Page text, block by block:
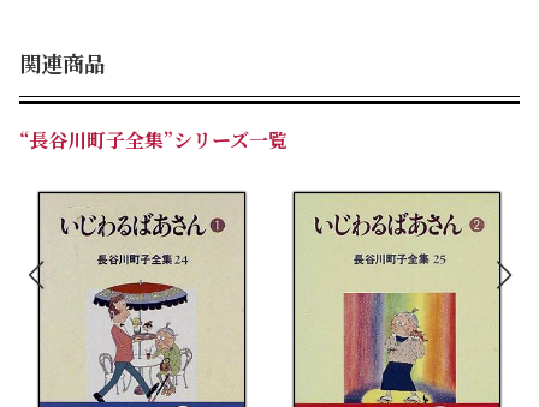
関連商品
“長谷川町子全集”シリーズ一覧